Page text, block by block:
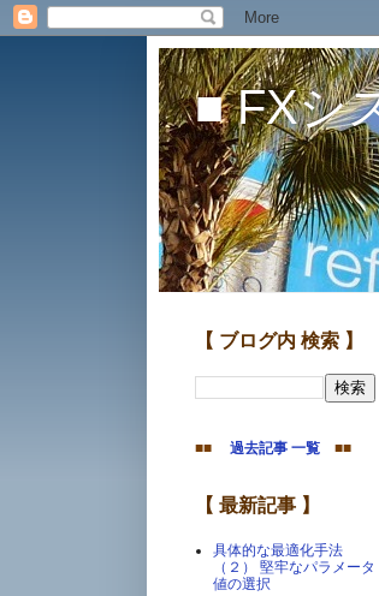
■ FXシ
ＦＸシス
【 ブログ内 検索 】
■■ 過去記事 一覧 ■■
【 最新記事 】
具体的な最適化手法
（２） 堅牢なパラメータ
値の選択